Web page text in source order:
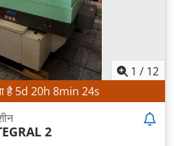
1 / 12
है 5d 20h 8min 21s
2